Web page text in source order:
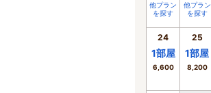
他プラン
を探す
他プラン
を探す
24
1部屋
6,600
25
1部屋
8,200